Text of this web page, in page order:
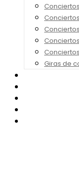
Giras de